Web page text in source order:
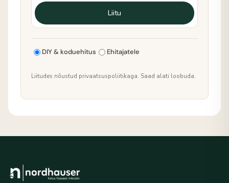
Liitu
DIY & koduehitus Ehitajatele
Liitudes nõustud privaatsuspoliitikaga. Saad alati loobuda.